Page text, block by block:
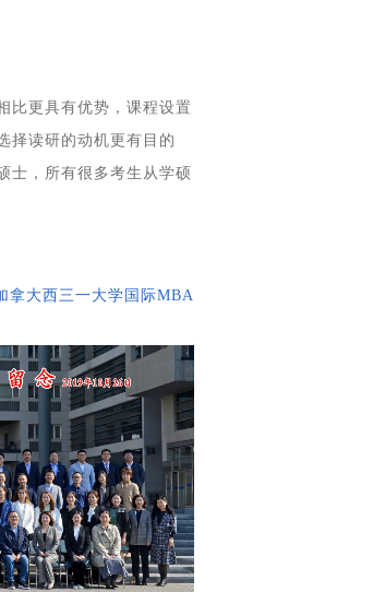
比更具有优势，课程设置
择读研的动机更有目的
士，所有很多考生从学硕
拿大西三一大学国际MBA